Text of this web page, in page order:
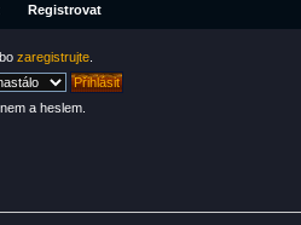
Registrovat
zaregistrujte
a heslem.